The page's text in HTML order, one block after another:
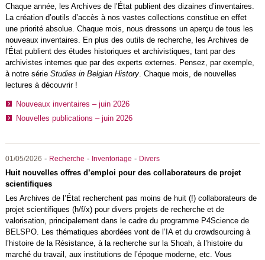
Chaque année, les Archives de l’État publient des dizaines d’inventaires.
La création d’outils d’accès à nos vastes collections constitue en effet
une priorité absolue. Chaque mois, nous dressons un aperçu de tous les
nouveaux inventaires. En plus des outils de recherche, les Archives de
l'État publient des études historiques et archivistiques, tant par des
archivistes internes que par des experts externes. Pensez, par exemple,
à notre série Studies in Belgian History. Chaque mois, de nouvelles
lectures à découvrir !
Nouveaux inventaires – juin 2026
Nouvelles publications – juin 2026
01/05/2026 - Recherche - Inventoriage - Divers
Huit nouvelles offres d’emploi pour des collaborateurs de projet
scientifiques
Les Archives de l’État recherchent pas moins de huit (!) collaborateurs de
projet scientifiques (h/f/x) pour divers projets de recherche et de
valorisation, principalement dans le cadre du programme P4Science de
BELSPO. Les thématiques abordées vont de l’IA et du crowdsourcing à
l’histoire de la Résistance, à la recherche sur la Shoah, à l’histoire du
marché du travail, aux institutions de l’époque moderne, etc. Vous